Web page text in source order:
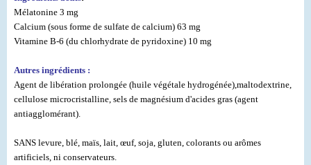
Mélatonine 3 mg
Calcium (sous forme de sulfate de calcium) 63 mg
Vitamine B-6 (du chlorhydrate de pyridoxine) 10 mg
Autres ingrédients :
Agent de libération prolongée (huile végétale hydrogénée), maltodextrine,
cellulose microcristalline, sels de magnésium d'acides gras (agent
antiagglomérant)
SANS levure, blé, maïs, lait, œuf, soja, gluten, colorants ou arômes
artificiels, ni conservateurs.